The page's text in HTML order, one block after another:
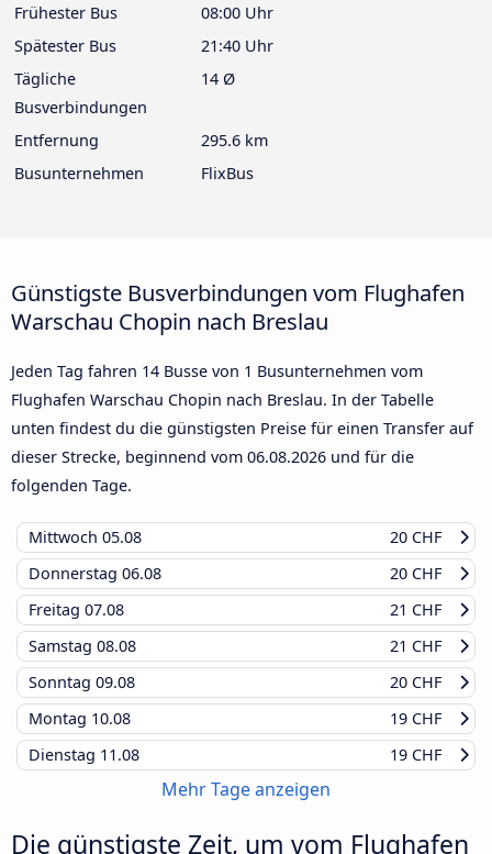
Frühester Bus
08:00 Uhr
Spätester Bus
21:40 Uhr
Tägliche
Busverbindungen
14 Ø
Entfernung
295.6 km
Busunternehmen
FlixBus
Günstigste Busverbindungen vom Flughafen
Warschau Chopin nach Breslau
Jeden Tag fahren 14 Busse von 1 Busunternehmen vom
Flughafen Warschau Chopin nach Breslau. In der Tabelle
unten findest du die günstigsten Preise für einen Transfer auf
dieser Strecke, beginnend vom 06.08.2026 und für die
folgenden Tage.
Mittwoch 05.08
20 CHF
Donnerstag 06.08
20 CHF
Freitag 07.08
21 CHF
Samstag 08.08
21 CHF
Sonntag 09.08
20 CHF
Montag 10.08
19 CHF
Dienstag 11.08 19 CHF
Mehr Tage anzeigen
Die günstigste Zeit, um vom Flughafen